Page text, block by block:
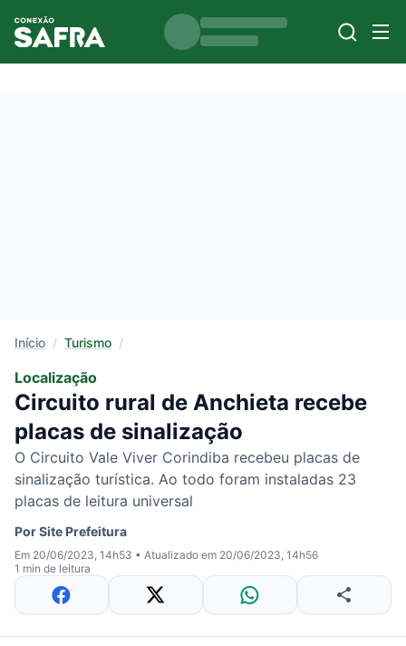
Início / Turismo /
Localização
Circuito rural de Anchieta recebe
placas de sinalização
O Circuito Vale Viver Corindiba recebeu placas de
sinalização turística. Ao todo foram instaladas 23
placas de leitura universal
PorSite Prefeitura
Em 20/06/2023, 14h53 • Atualizado em 20/06/2023, 14h56
1 min de leitura